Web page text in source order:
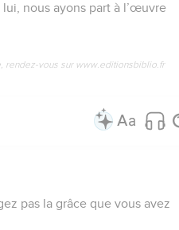
nous ayons part à l’œuvre
rendez-vous sur www.editionsbiblio.fr
pas la grâce que vous avez